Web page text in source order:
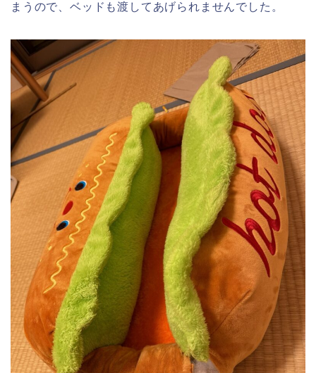
まうので、ベッドも渡してあげられませんでした。